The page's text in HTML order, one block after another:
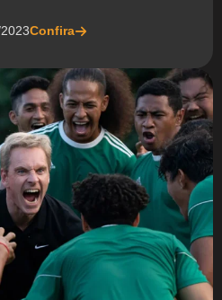
Confira